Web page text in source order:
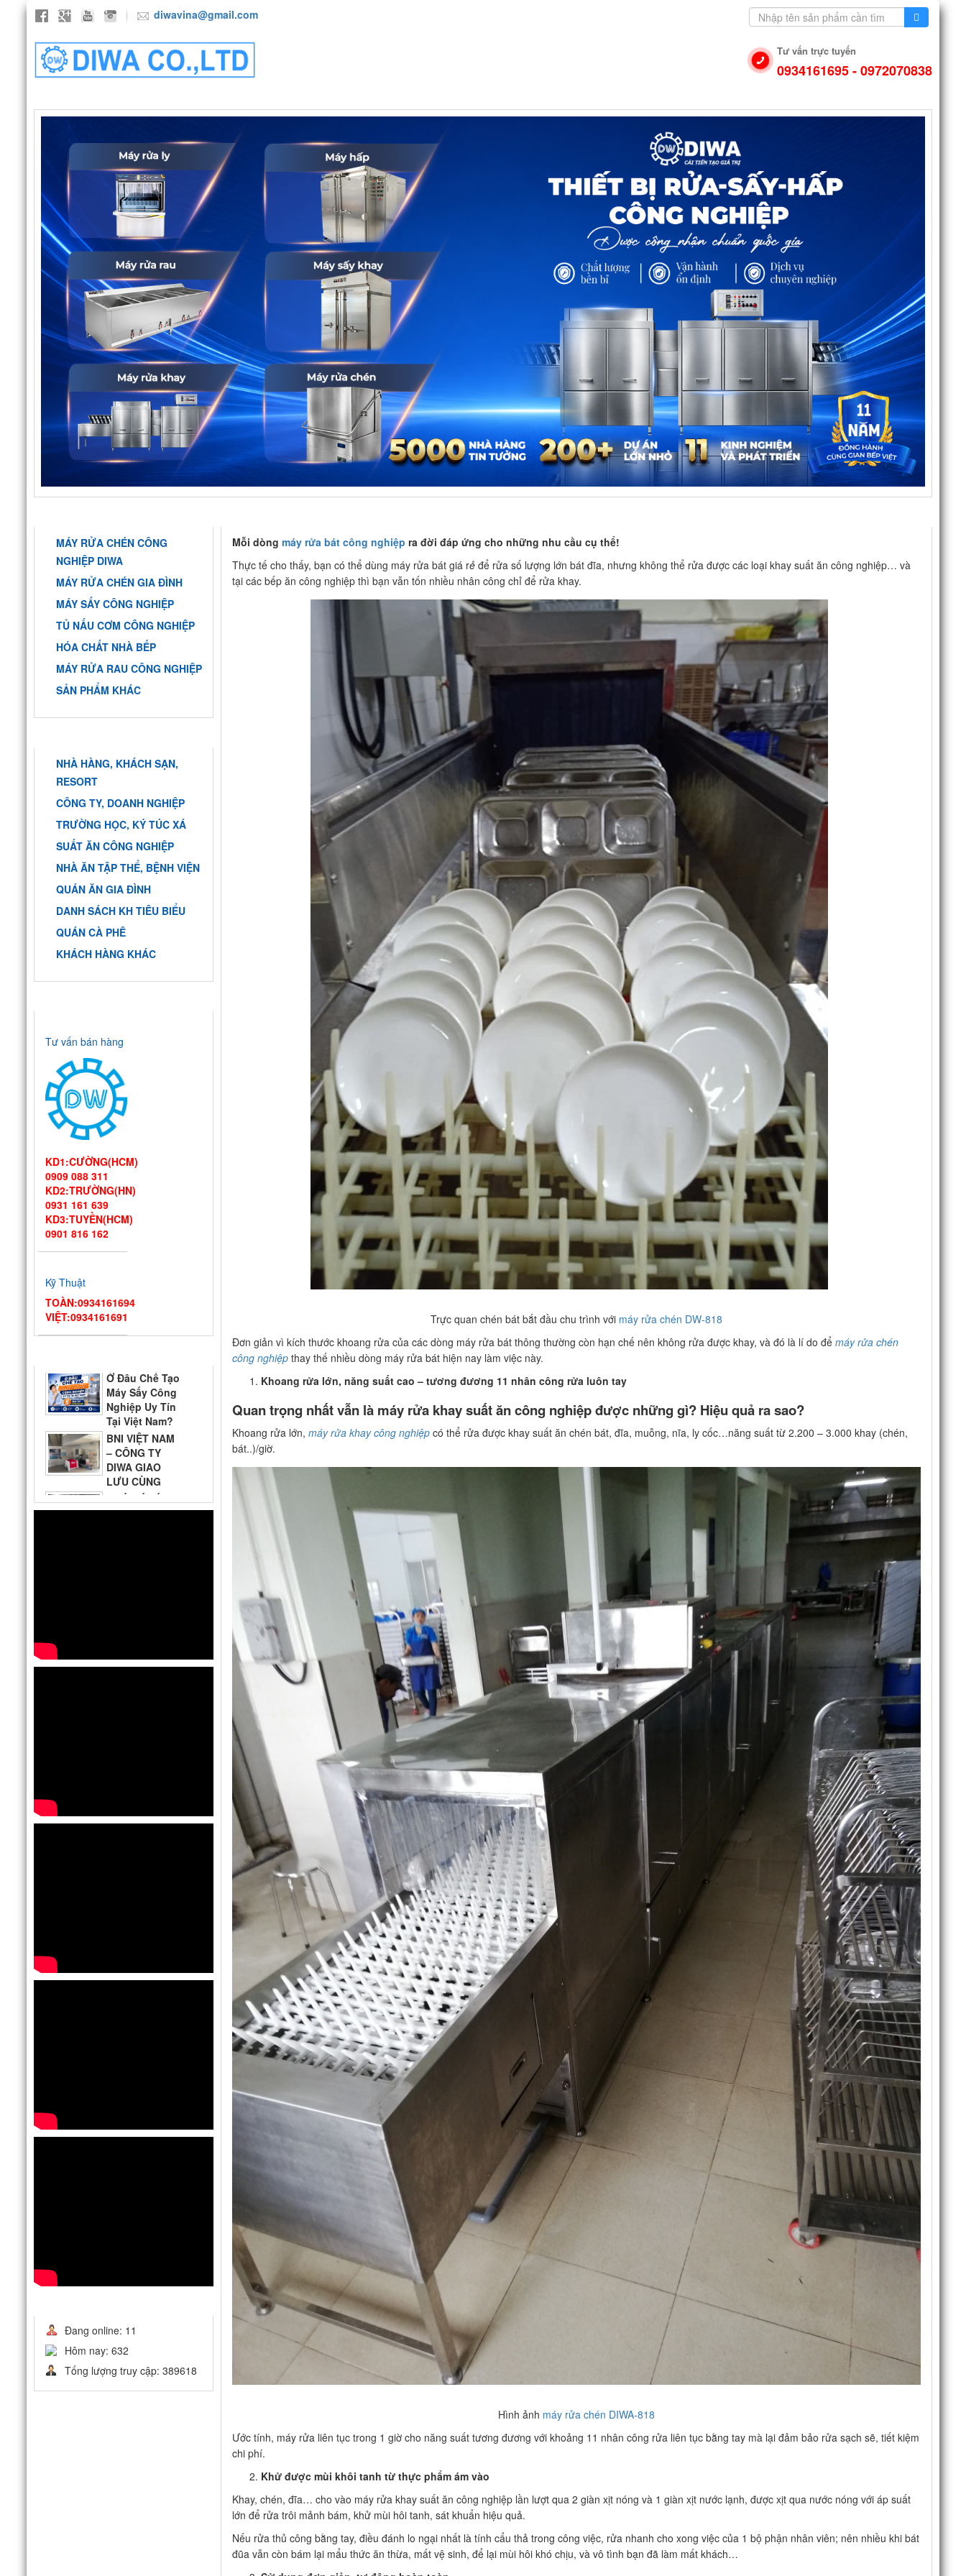
diwavina@gmail.com
Tư vấn trực tuyến
0934161695 - 0972070838
MÁY RỬA CHÉN CÔNG
NGHIỆP DIWA
MÁY RỬA CHÉN GIA ĐÌNH
MÁY SẤY CÔNG NGHIỆP
TỦ NẤU CƠM CÔNG NGHIỆP
HÓA CHẤT NHÀ BẾP
MÁY RỬA RAU CÔNG NGHIỆP
SẢN PHẨM KHÁC
NHÀ HÀNG, KHÁCH SẠN,
RESORT
CÔNG TY, DOANH NGHIỆP
TRƯỜNG HỌC, KÝ TÚC XÁ
SUẤT ĂN CÔNG NGHIỆP
NHÀ ĂN TẬP THỂ, BỆNH VIỆN
QUÁN ĂN GIA ĐÌNH
DANH SÁCH KH TIÊU BIỂU
QUÁN CÀ PHÊ
KHÁCH HÀNG KHÁC
Tư vấn bán hàng
KD1:CƯỜNG(HCM)
0909 088 311
KD2:TRƯỜNG(HN)
0931 161 639
KD3:TUYỀN(HCM)
0901 816 162
Kỹ Thuật
TOÀN:0934161694
VIỆT:0934161691
Thiết kế bếp
một chiều đạt
chuẩn VSATTP
– Gợi ý quy trình & thiết bị
từ chuyên gia DIWA
máy sản xuất máy rửa chén
công nghiệp DIWA
Ở Đâu Chế Tạo
Máy Sấy Công
Top 5 Địa Chỉ Đáng Tin Cậy
BNI VIỆT NAM
– CÔNG TY
DIWA GIAO
LƯU CÙNG
QUÝ DOANH NGHIỆP VÀ
CÁC GIAN HÀNG THAM GIA
2026
Thiết kế bếp
một chiều đạt
chuẩn VSATTP
– Gợi ý quy trình & thiết bị
từ chuyên gia DIWACông ty Vĩnh
Hoàn tới tham quan nhà
Đang online: 11
Hôm nay: 632
Tống lượng truy cập: 389618
Mỗi dòng máy rửa bát công nghiệp ra đời đáp ứng cho những nhu cầu cụ thể!
Thực tế cho thấy, bạn có thể dùng máy rửa bát giá rẻ để rửa số lượng lớn bát đĩa, nhưng không thể rửa được các loại khay suất ăn công nghiệp… và
tại các bếp ăn công nghiệp thì bạn vẫn tốn nhiều nhân công chỉ để rửa khay.
Trực quan chén bát bắt đầu chu trình với máy rửa chén DW-818
Đơn giản vì kích thước khoang rửa của các dòng máy rửa bát thông thường còn hạn chế nên không rửa được khay, và đó là lí do để máy rửa chén
công nghiệp thay thế nhiều dòng máy rửa bát hiện nay làm việc này.
Khoang rửa lớn, năng suất cao – tương đương 11 nhân công rửa luôn tay
Quan trọng nhất vẫn là máy rửa khay suất ăn công nghiệp được những gì? Hiệu quả ra sao?
Khoang rửa lớn, máy rửa khay công nghiệp có thể rửa được khay suất ăn chén bát, đĩa, muỗng, nĩa, ly cốc…năng suất từ 2.200 – 3.000 khay (chén,
bát..)/giờ.
Hình ảnh máy rửa chén DIWA-818
Ước tính, máy rửa liên tục trong 1 giờ cho năng suất tương đương với khoảng 11 nhân công rửa liên tục bằng tay mà lại đảm bảo rửa sạch sẽ, tiết kiệm
chi phí.
Khử được mùi khôi tanh từ thực phẩm ám vào
Khay, chén, đĩa… cho vào máy rửa khay suất ăn công nghiệp lần lượt qua 2 giàn xịt nóng và 1 giàn xịt nước lạnh, được xịt qua nước nóng với áp suất
lớn để rửa trôi mảnh bám, khử mùi hôi tanh, sát khuẩn hiệu quả.
Nếu rửa thủ công bằng tay, điều đánh lo ngại nhất là tính cẩu thả trong công việc, rửa nhanh cho xong việc của 1 bộ phận nhân viên; nên nhiều khi bát
đũa vẫn còn bám lại mẩu thức ăn thừa, mất vệ sinh, để lại mùi hôi khó chịu, và vô tình bạn đã làm mất khách…